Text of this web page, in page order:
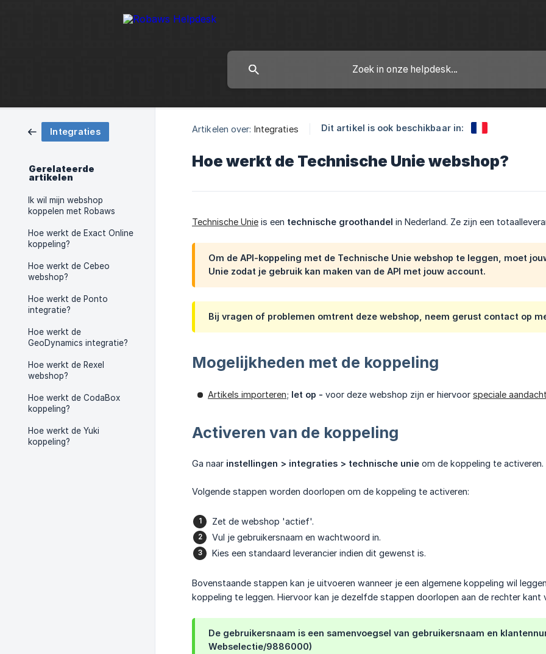
Integraties
Gerelateerde
artikelen
Ik wil mijn webshop
koppelen met Robaws
Hoe werkt de Exact Online
koppeling?
Hoe werkt de Cebeo
webshop?
Hoe werkt de Ponto
integratie?
Hoe werkt de
GeoDynamics integratie?
Hoe werkt de Rexel
webshop?
Hoe werkt de CodaBox
koppeling?
Hoe werkt de Yuki
koppeling?
Artikelen over: Integraties Dit artikel is ook beschikbaar in:
Hoe werkt de Technische Unie webshop?
Technische Unie is een technische groothandel in Nederland. Ze zijn een
Om de API-koppeling met de Technische Unie webshop te leggen, moet
Unie zodat je gebruik kan maken van de API met jouw account.
Bij vragen of problemen omtrent deze webshop, neem gerust contact op
Mogelijkheden met de koppeling
Artikels importeren; let op - voor deze webshop zijn er hiervoor speciale
Activeren van de koppeling
Ga naar instellingen > integraties > technische unie om de koppeling te activeren.
Volgende stappen worden doorlopen om de koppeling te activeren:
Zet de webshop 'actief'.
Vul je gebruikersnaam en wachtwoord in.
Kies een standaard leverancier indien dit gewenst is.
Bovenstaande stappen kan je uitvoeren wanneer je een algemene koppeling wil
koppeling te leggen. Hiervoor kan je dezelfde stappen doorlopen aan de rechter kant
De gebruikersnaam is een samenvoegsel van gebruikersnaam en
Webselectie/9886000)